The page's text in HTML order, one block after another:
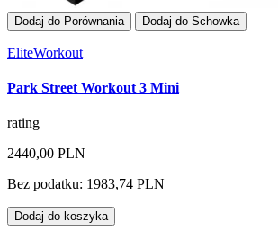
Dodaj do Porównania Dodaj do Schowka
EliteWorkout
Park Street Workout 3 Mini
rating
2440,00 PLN
Bez podatku: 1983,74 PLN
Dodaj do koszyka